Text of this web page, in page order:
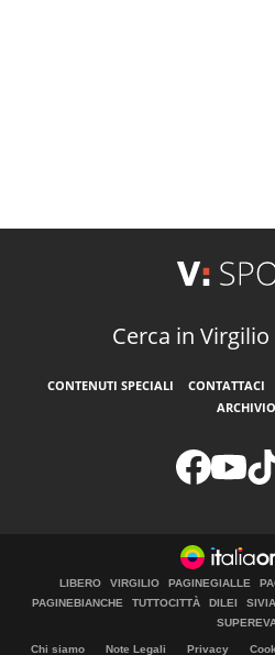
Cerca in Virgilio
CONTENUTI SPECIALI CONTATTACI
ARCHIVIO
LIBERO VIRGILIO PAGINEGIALLE
PAGINEBIANCHE
TUTTOCITTÀ DILEI
Chi siamo Note Legali Privacy